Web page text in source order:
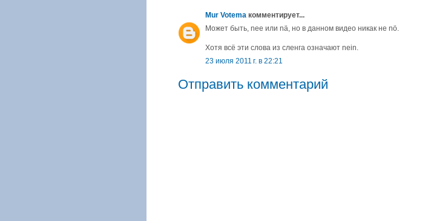
Mur Votema комментирует...
Может быть, nee или nä, но в данном видео никак не nö.
Хотя всё эти слова из сленга означают nein.
23 июля 2011 г. в 22:21
Отправить комментарий